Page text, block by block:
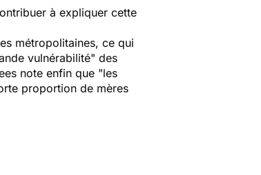
à expliquer cette
métropolitaines, ce qui
vulnérabilité" des
note enfin que "les
proportion de mères